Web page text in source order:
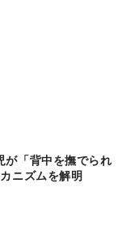
ニズムを解明